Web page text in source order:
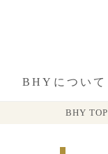
BHYについて
BHY TOP